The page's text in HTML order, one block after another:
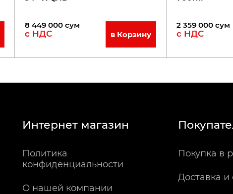
8 449 000 сум
с НДС в Корзину
2 359 000 сум
с НДС
Интернет магазин
Политика
конфиденциальности
О нашей компании
Покупка в
Доставка и